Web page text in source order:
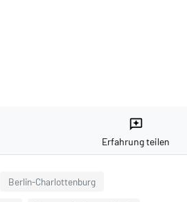
reviews
Erfahrung teilen
Berlin-Charlottenburg